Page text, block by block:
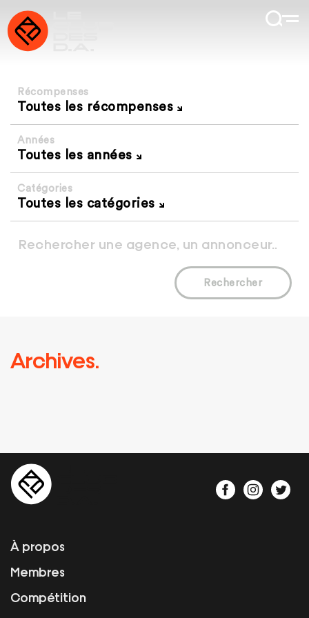
Récompenses
Toutes les récompenses
Années
Toutes les années
Catégories
Toutes les catégories
Rechercher
Archives.
À propos
Membres
Compétition